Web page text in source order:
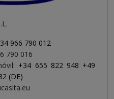
966 790 012
790 016
+34 655 822 948 +49
(DE)